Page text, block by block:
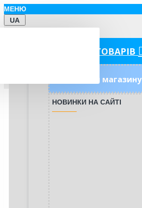
МЕНЮ
UA
КАТЕГОРІЇ ТОВАРІВ
Новинки магазину
НОВИНКИ НА САЙТІ